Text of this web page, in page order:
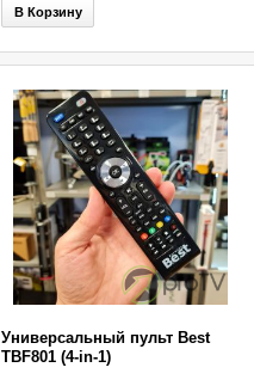
В Корзину
Универсальный пульт Best
TBF801 (4-in-1)